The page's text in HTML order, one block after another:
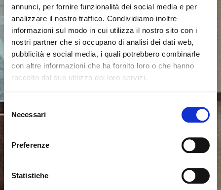
annunci, per fornire funzionalità dei social media e per
analizzare il nostro traffico. Condividiamo inoltre
informazioni sul modo in cui utilizza il nostro sito con i
nostri partner che si occupano di analisi dei dati web,
pubblicità e social media, i quali potrebbero combinarle
con altre informazioni che ha fornito loro o che hanno
raccolto dal suo utilizzo dei loro servizi.
Selezione
delNecessari
Preferenze
Statistiche
depuis un autre pays
Vous consultez actuellement le site Calligaris pour
France. Souhaitez-vous passer au site en États-Unis ?
Erreur de Connexion Fermer
pas que le mot de passe est sensible à la casse.